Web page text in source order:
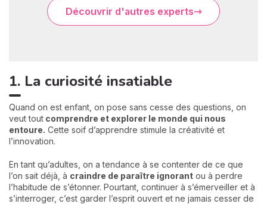
Découvrir d'autres experts
1. La curiosité insatiable
Quand on est enfant, on pose sans cesse des questions, on
veut tout comprendre et explorer le monde qui nous
entoure. Cette soif d’apprendre stimule la créativité et
l’innovation.
En tant qu’adultes, on a tendance à se contenter de ce que
l’on sait déjà, à craindre de paraître ignorant ou à perdre
l’habitude de s’étonner. Pourtant, continuer à s’émerveiller et à
s’interroger, c’est garder l’esprit ouvert et ne jamais cesser de